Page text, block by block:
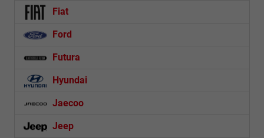
Fiat
Ford
Futura
Hyundai
Jaecoo
Jeep